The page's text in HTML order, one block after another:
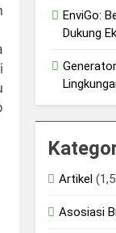
EnviGo:
Dukung
Artikel
Asosiasi